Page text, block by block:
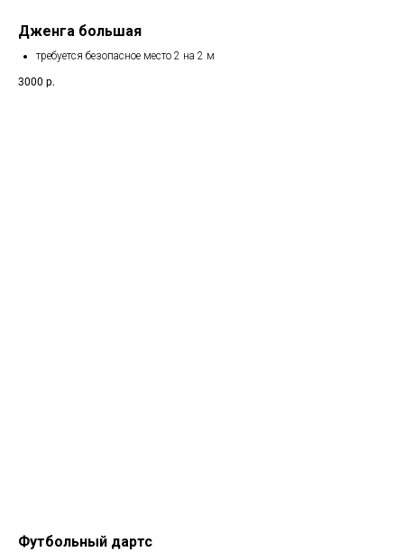
Дженга большая
требуется безопасное место 2 на 2 м
3000 р.
Футбольный дартс